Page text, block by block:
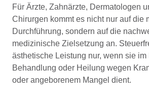
Für Ärzte, Zahnärzte, Dermatologen
Chirurgen kommt es nicht nur auf die
Durchführung, sondern auf die
medizinische Zielsetzung an.
ästhetische Leistung nur, wenn sie
Behandlung oder Heilung wegen
oder angeborenem Mangel dient.